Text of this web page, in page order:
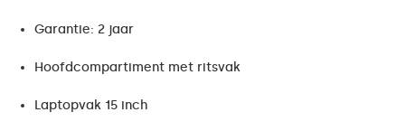
Garantie: 2 jaar
Hoofdcompartiment met ritsvak
Laptopvak 15 inch